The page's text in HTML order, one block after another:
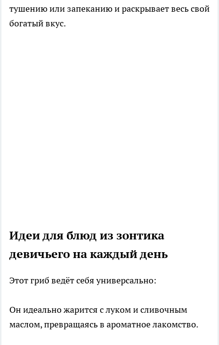
тушению или запеканию и раскрывает весь свой
богатый вкус.
Идеи для блюд из зонтика
девичьего на каждый день
Этот гриб ведёт себя универсально:
Он идеально жарится с луком и сливочным
маслом, превращаясь в ароматное лакомство.